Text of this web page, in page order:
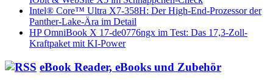
Intel® Core™ Ultra X7-358H: Der High-End-Prozessor der
Panther-Lake-Ära im Detail
HP OmniBook X 17-de0776ngx im Test: Das 17,3-Zoll-
Kraftpaket mit KI-Power
eBook Reader, eBooks und Zubehör